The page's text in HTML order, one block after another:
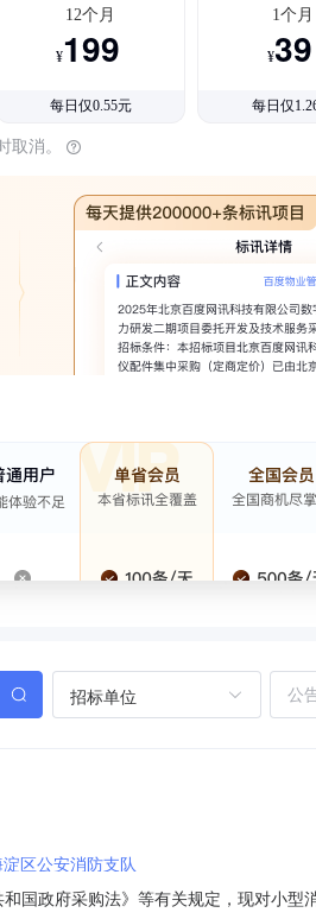
12个月
¥199
每日仅0.55元
1个月
¥39
每日仅
取消。
招标单位
区公安消防支队
国政府采购法》等有关规定，现对小